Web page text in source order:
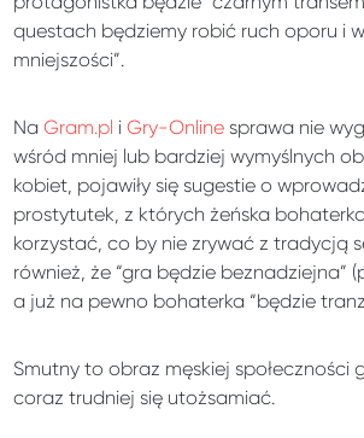
questach będziemy robić ruch oporu i
mniejszości”.
NaGram.pl iGry-Online sprawa nie
wśród mniej lub bardziej wymyślnych
kobiet, pojawiły się sugestie o
prostytutek, z których żeńska
korzystać, co by nie zrywać z tradycją
również, że “gra będzie beznadziejna”
a już na pewno bohaterka “będzie
Smutny to obraz męskiej społeczności
coraz trudniej się utożsamiać.